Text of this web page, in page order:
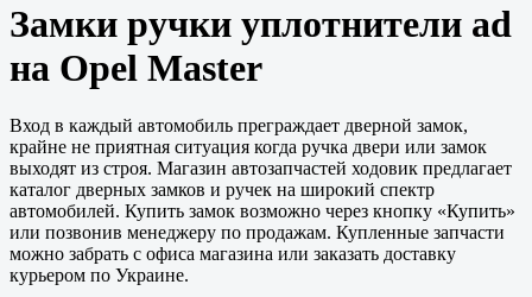
Замки ручки уплотнители ad
на Opel Master
Вход в каждый автомобиль преграждает дверной замок,
крайне не приятная ситуация когда ручка двери или замок
выходят из строя. Магазин автозапчастей ходовик предлагает
каталог дверных замков и ручек на широкий спектр
автомобилей. Купить замок возможно через кнопку «Купить»
или позвонив менеджеру по продажам. Купленные запчасти
можно забрать с офиса магазина или заказать доставку
курьером по Украине.